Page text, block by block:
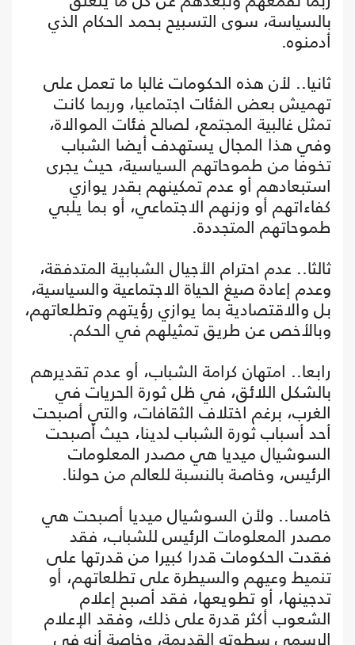
بالسياسة، سوى التسبيح بحمد الحكام الذي
أدمنوه.
ثانيا.. لأن هذه الحكومات غالبا ما تعمل على
تهميش بعض الفئات اجتماعيا، وربما كانت
تمثل غالبية المجتمع، لصالح فئات الموالاة،
وفي هذا المجال يستهدف أيضا الشباب
تخوفا من طموحاتهم السياسية، حيث يجرى
استبعادهم أو عدم تمكينهم بقدر يوازي
كفاءاتهم أو وزنهم الاجتماعي، أو بما يلبي
طموحاتهم المتجددة.
ثالثا.. عدم احترام الأجيال الشبابية المتدفقة،
وعدم إعادة صيغ الحياة الاجتماعية والسياسية،
بل والاقتصادية بما يوازي رؤيتهم وتطلعاتهم،
وبالأخص عن طريق تمثيلهم في الحكم.
رابعا.. امتهان كرامة الشباب، أو عدم تقديرهم
بالشكل اللائق، في ظل ثورة الحريات في
الغرب، برغم اختلاف الثقافات، والتي أصبحت
أحد أسباب ثورة الشباب لدينا، حيث أصبحت
السوشيال ميديا هي مصدر المعلومات
الرئيس، وخاصة بالنسبة للعالم من حولنا.
خامسا.. ولأن السوشيال ميديا أصبحت هي
مصدر المعلومات الرئيس للشباب، فقد
فقدت الحكومات قدرا كبيرا من قدرتها على
تنميط وعيهم والسيطرة على تطلعاتهم، أو
تدجينها، أو تطويعها، فقد أصبح إعلام
الشعوب أكثر قدرة على ذلك، وفقد الإعلام
الرسمي سطوته القديمة، وخاصة أنه في